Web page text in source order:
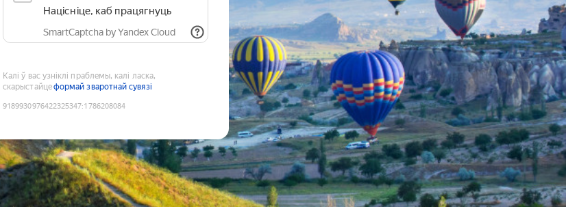
Націсніце, каб працягнуць
SmartCaptcha by Yandex Cloud
Калі ў вас узніклі праблемы, калі ласка,
скарыстайцеформай зваротнай сувязі
9189930976422325347:1786208084